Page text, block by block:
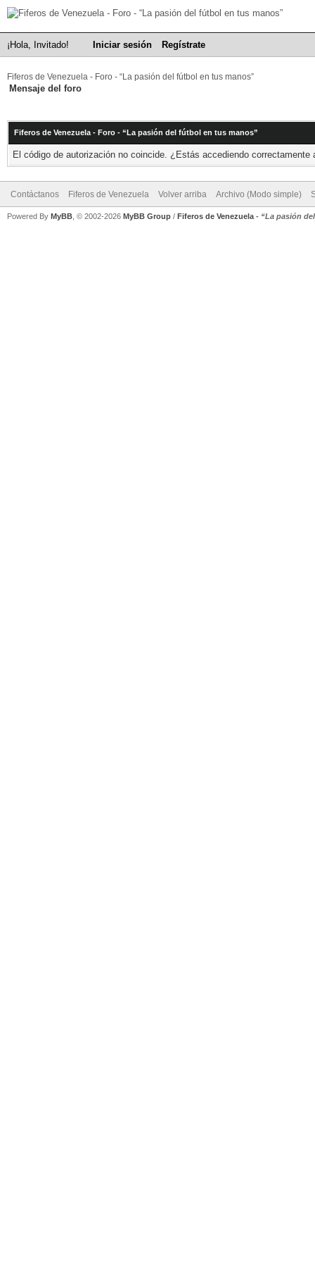
¡Hola, Invitado! Iniciar sesión Regístrate
Fiferos de Venezuela - Foro - “La pasión del fútbol en tus manos”
Mensaje del foro
Fiferos de Venezuela - Foro - “La pasión del fútbol en tus manos”
El código de autorización no coincide. ¿Estás accediendo
Contáctanos Fiferos de Venezuela Volver arriba Archivo (Modo simple)
Powered By MyBB , © 2002-2026 MyBB Group / Fiferos de Venezuela - “La pasión